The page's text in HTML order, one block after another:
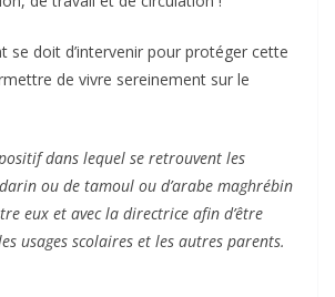
se doit d’intervenir pour protéger cette
de vivre sereinement sur le
dans lequel se retrouvent les
ou de tamoul ou d’arabe maghrébin
eux et avec la directrice afin d’être
usages scolaires et les autres parents.